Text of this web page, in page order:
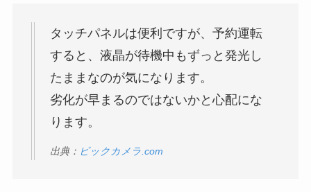
タッチパネルは便利ですが、予約運転
すると、液晶が待機中もずっと発光し
たままなのが気になります。
劣化が早まるのではないかと心配にな
ります。
出典： ビックカメラ.com